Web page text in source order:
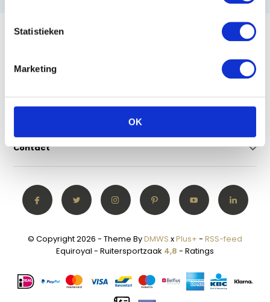
Statistieken
Marketing
OK
Klantenservice
Mijn account
Categorieën
Contact
© Copyright 2026 - Theme ByDMWS xPlus+ - RSS-feed
Equiroyal - Ruitersportzaak 4,8 - Ratings